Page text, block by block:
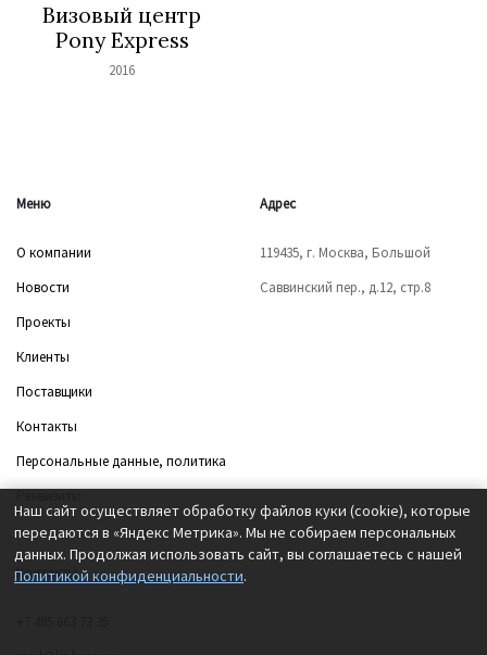
Визовый центр
Pony Express
2016
Меню
О компании
Новости
Проекты
Клиенты
Поставщики
Контакты
Персональные данные, политика
Адрес
119435, г. Москва, Большой
Саввинский пер., д.12, стр.8
Контакты
Наш сайт осуществляет обработку файлов куки (cookie), которые
передаются в «Яндекс Метрика». Мы не собираем персональных
данных. Продолжая использовать сайт, вы соглашаетесь с нашей
Политикой конфиденциальности.